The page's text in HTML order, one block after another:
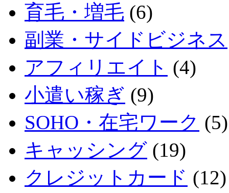
育毛・増毛 (6)
副業・サイドビジネス
アフィリエイト (4)
小遣い稼ぎ (9)
SOHO・在宅ワーク (5)
キャッシング (19)
クレジットカード (12)